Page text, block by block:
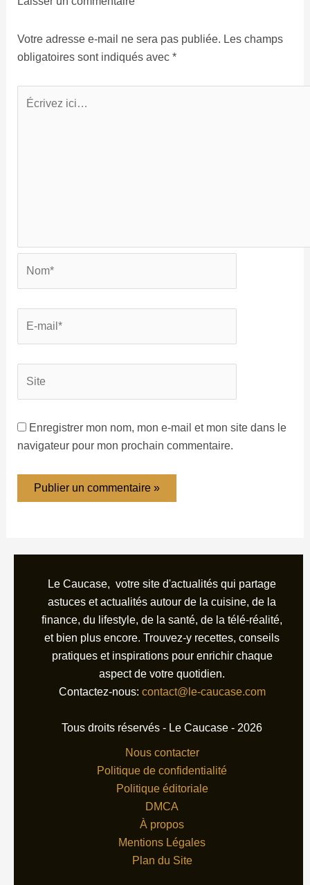
Votre adresse e-mail ne sera pas publiée. Les champs
obligatoires sont indiqués avec *
Enregistrer mon nom, mon e-mail et mon site dans le
navigateur pour mon prochain commentaire.
Le Caucase, votre site d'actualités qui partage
astuces et actualités autour de la cuisine, de la
finance, du lifestyle, de la santé, de la télé-réalité,
et bien plus encore. Trouvez-y recettes, conseils
pratiques et inspirations pour enrichir chaque
aspect de votre quotidien.
Contactez-nous: contact@le-caucase.com
Tous droits réservés - Le Caucase - 2026
Nous contacter
Politique de confidentialité
Politique éditoriale
DMCA
À propos
Mentions Légales
Plan du Site